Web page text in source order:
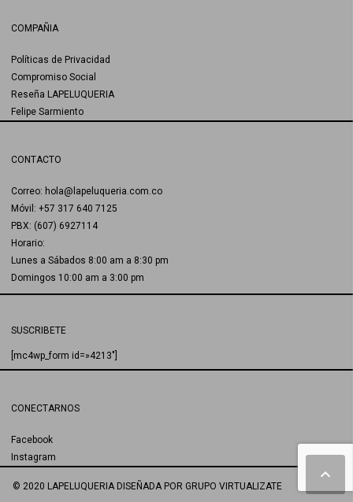
COMPAÑIA
Políticas de Privacidad
Compromiso Social
Reseña LAPELUQUERIA
Felipe Sarmiento
CONTACTO
Correo: hola@lapeluqueria.com.co
Móvil: +57 317 640 7125
PBX: (607) 6927114
Horario:
Lunes a Sábados 8:00 am a 8:30 pm
Domingos 10:00 am a 3:00 pm
SUSCRIBETE
[mc4wp_form id=»4213″]
CONECTARNOS
Facebook
Instagram
© 2020 LAPELUQUERIA DISEÑADA POR GRUPO VIRTUALIZATE